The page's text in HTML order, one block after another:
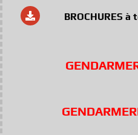
BROCHURES